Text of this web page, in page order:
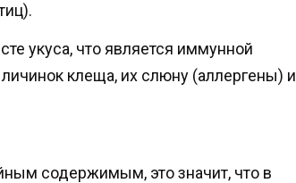
укуса, что является иммунной
клеща, их слюну (аллергены) и
содержимым, это значит, что в